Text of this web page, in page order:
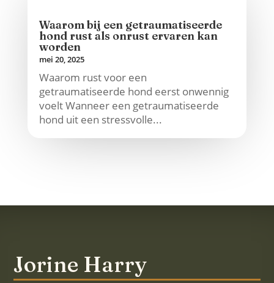
Waarom bij een getraumatiseerde
hond rust als onrust ervaren kan
worden
mei 20, 2025
Waarom rust voor een
getraumatiseerde hond eerst onwennig
voelt Wanneer een getraumatiseerde
hond uit een stressvolle...
Jorine Harry